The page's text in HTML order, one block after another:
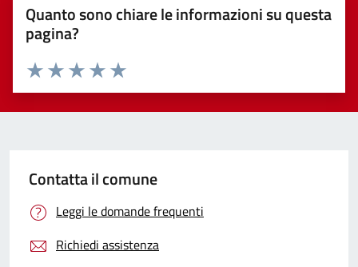
Quanto sono chiare le informazioni su questa
pagina?
Valuta 5 stelle su 5
Valuta 4 stelle su 5
Valuta 3 stelle su 5
Valuta 2 stelle su 5
Valuta 1 stelle su 5
Contatta il comune
Leggi le domande frequenti
Richiedi assistenza